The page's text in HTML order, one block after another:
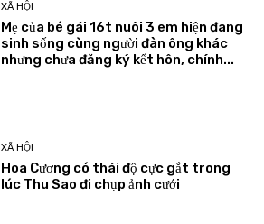
XÃ HỘI
Mẹ của bé gái 16t nuôi 3 em hiện đang
sinh sống cùng người đàn ông khác
nhưng chưa đăng ký kết hôn, chính...
XÃ HỘI
Hoa Cương có thái độ cực gắt trong
lúc Thu Sao đi chụp ảnh cưới